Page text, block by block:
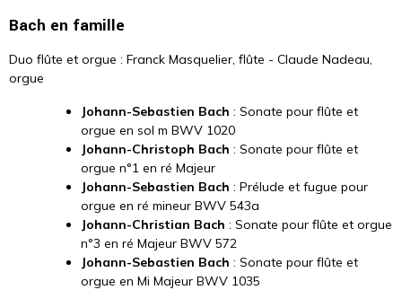
Bach en famille
Duo flûte et orgue : Franck Masquelier, flûte - Claude Nadeau,
orgue
Johann-Sebastien Bach : Sonate pour flûte et
orgue en sol m BWV 1020
Johann-Christoph Bach : Sonate pour flûte et
orgue n°1 en ré Majeur
Johann-Sebastien Bach : Prélude et fugue pour
orgue en ré mineur BWV 543a
Johann-Christian Bach : Sonate pour flûte et orgue
n°3 en ré Majeur BWV 572
Johann-Sebastien Bach : Sonate pour flûte et
orgue en Mi Majeur BWV 1035